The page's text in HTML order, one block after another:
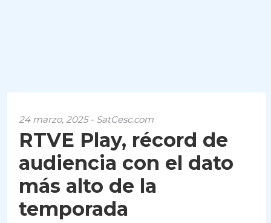
24 marzo, 2025 - SatCesc.com
RTVE Play, récord de
audiencia con el dato
más alto de la
temporada